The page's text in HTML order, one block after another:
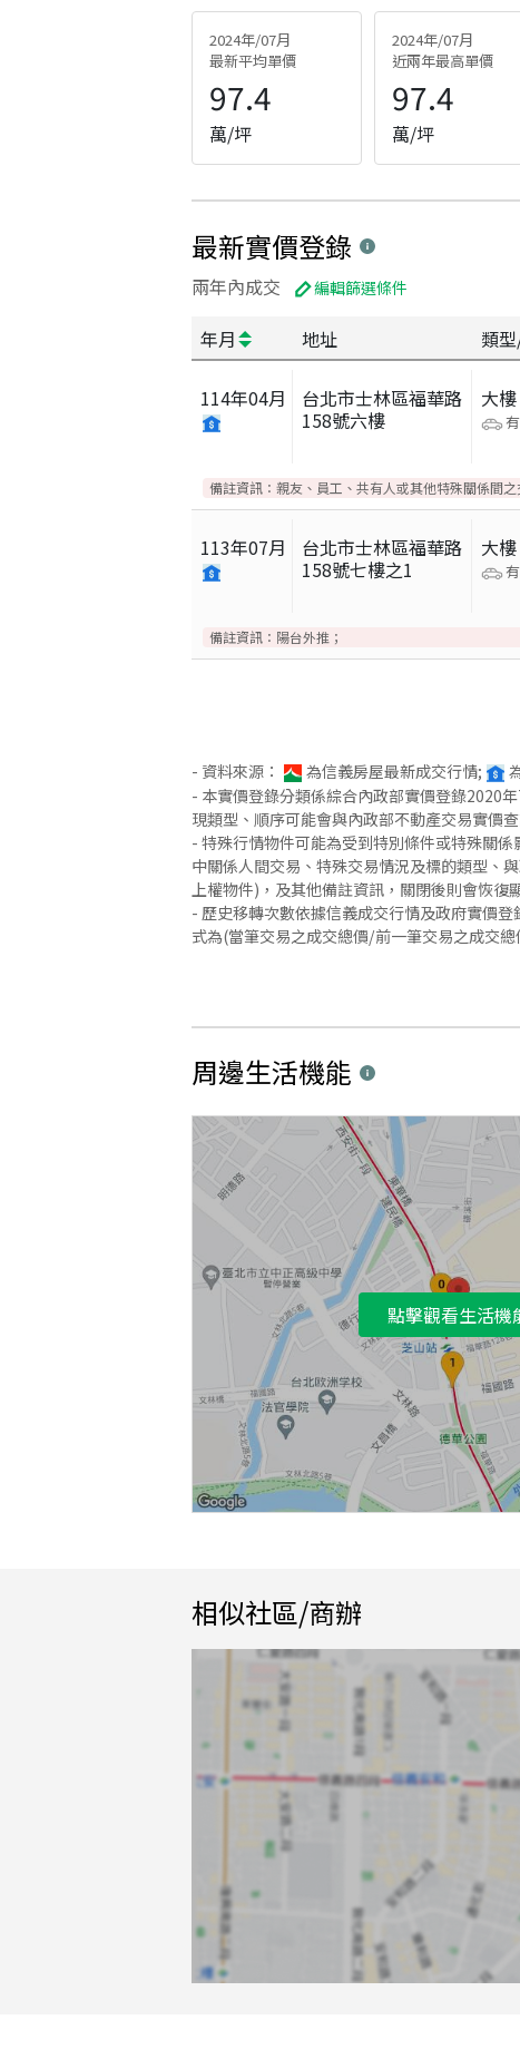
2024年/07月
最新平均單價
97.4
萬/坪
2024年/07月
近兩年最高單價
97.4
萬/坪
最新實價登錄
兩年內成交 編輯篩選條件
年月 地址 類
114年04月
台北市士林區福華路
158號六樓
大樓
備註資訊： 親友、員工、共有人或其他特殊關係間之
113年07月
台北市士林區福華路
158號七樓之1
大樓
備註資訊： 陽台外推；
- 資料來源： 為信義房屋最新成交行情;
- 本實價登錄分類係綜合內政部實價登錄2020
現類型、順序可能會與內政部不動產交易實價
- 特殊行情物件可能為受到特別條件或特殊關
中關係人間交易、特殊交易情況及標的類型、
上權物件)，及其他備註資訊，關閉後則會恢復
- 歷史移轉次數依據信義成交行情及政府實價
式為(當筆交易之成交總價/前一筆交易之成交
周邊生活機能
點擊觀看生活機
相似社區/商辦